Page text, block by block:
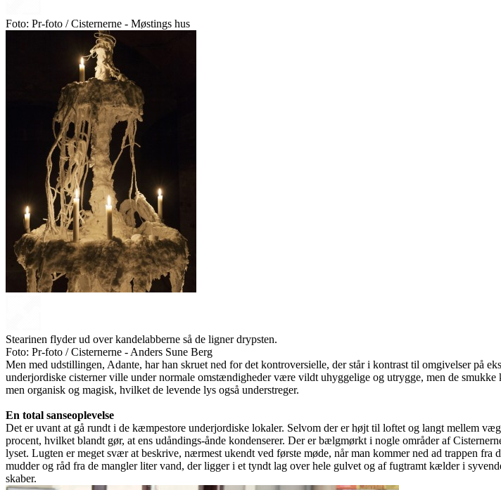
Foto: Pr-foto / Cisternerne - Møstings hus
Stearinen flyder ud over kandelabberne så de ligner drypsten.
Foto: Pr-foto / Cisternerne - Anders Sune Berg
Men med udstillingen, Adante, har han skruet ned for det kontroversielle, der står i kontrast til omgivelser på
underjordiske cisterner ville under normale omstændigheder være vildt uhyggelige og utrygge, men de
men organisk og magisk, hvilket de levende lys også understreger.
En total sanseoplevelse
Det er uvant at gå rundt i de kæmpestore underjordiske lokaler. Selvom der er højt til loftet og langt mellem
procent, hvilket blandt gør, at ens udåndings-ånde kondenserer. Der er bælgmørkt i nogle områder af
lyset. Lugten er meget svær at beskrive, nærmest ukendt ved første møde, når man kommer ned ad trappen
mudder og råd fra de mangler liter vand, der ligger i et tyndt lag over hele gulvet og af fugtramt kælder i
skaber.